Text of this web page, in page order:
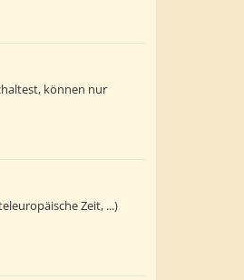
können nur
Zeit, ...)